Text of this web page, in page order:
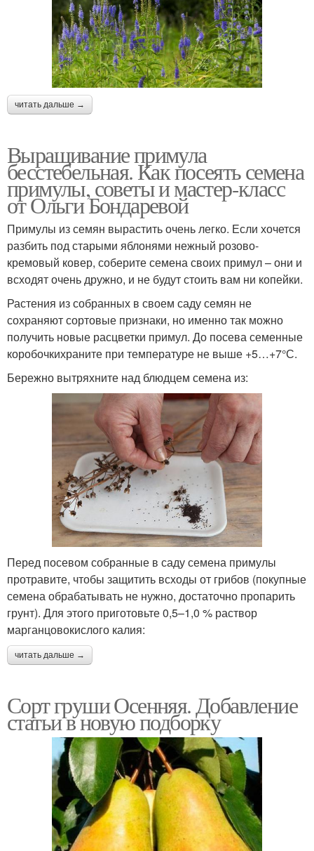
читать дальше →
Выращивание примула
бесстебельная. Как посеять семена
примулы, советы и мастер-класс
от Ольги Бондаревой
Примулы из семян вырастить очень легко. Если хочется
разбить под старыми яблонями нежный розово-
кремовый ковер, соберите семена своих примул – они и
всходят очень дружно, и не будут стоить вам ни копейки.
Растения из собранных в своем саду семян не
сохраняют сортовые признаки, но именно так можно
получить новые расцветки примул. До посева семенные
коробочкихраните при температуре не выше +5…+7°С.
Бережно вытряхните над блюдцем семена из:
Перед посевом собранные в саду семена примулы
протравите, чтобы защитить всходы от грибов (покупные
семена обрабатывать не нужно, достаточно пропарить
грунт). Для этого приготовьте 0,5–1,0 % раствор
марганцовокислого калия:
читать дальше →
Сорт груши Осенняя. Добавление
статьи в новую подборку